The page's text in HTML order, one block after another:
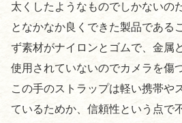
太くしたようなものでしかないの
となかなか良くできた製品である
ず素材がナイロンとゴムで、金属
使用されていないのでカメラを傷
この手のストラップは軽い携帯や
ているためか、信頼性という点で